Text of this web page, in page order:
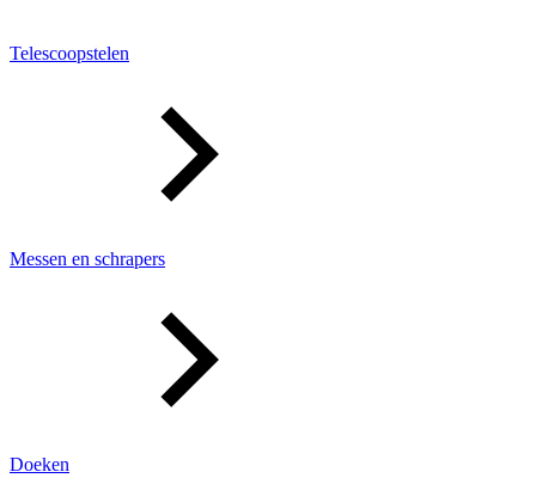
Telescoopstelen
Messen en schrapers
Doeken